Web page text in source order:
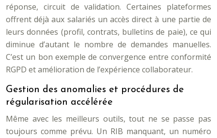
réponse, circuit de validation. Certaines plateformes
offrent déjà aux salariés un accès direct à une partie de
leurs données (profil, contrats, bulletins de paie), ce qui
diminue d’autant le nombre de demandes manuelles.
C’est un bon exemple de convergence entre conformité
RGPD et amélioration de l’expérience collaborateur.
Gestion des anomalies et procédures de
régularisation accélérée
Même avec les meilleurs outils, tout ne se passe pas
toujours comme prévu. Un RIB manquant, un numéro